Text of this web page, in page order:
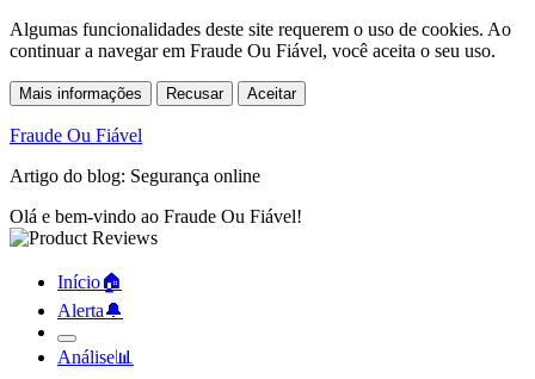
Algumas funcionalidades deste site requerem o uso de cookies. Ao
continuar a navegar em Fraude Ou Fiável, você aceita o seu uso.
Mais informações Recusar Aceitar
Fraude Ou Fiável
Artigo do blog: Segurança online
Olá e bem-vindo ao Fraude Ou Fiável!
Início🏠︎
Alerta🔔︎
Análise📊︎